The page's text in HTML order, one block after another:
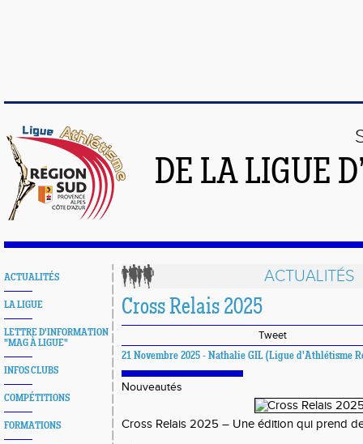
DE LA LIGUE
ACTUALITÉS
LA LIGUE
LETTRE D'INFORMATION
"MAG À LIGUE"
INFOS CLUBS
COMPÉTITIONS
FORMATIONS
ACTUALITÉS
Cross Relais 2025
Tweet
21 Novembre 2025 - Nathalie GIL (Ligue d'Athlétisme
Nouveautés
Cross Relais 2025 – Une édition qui prend